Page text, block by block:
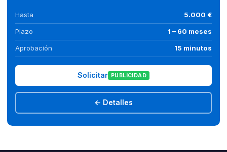
Hasta 5.000 €
Plazo 1 – 60 meses
Aprobación 15 minutos
Solicitar PUBLICIDAD
← Detalles